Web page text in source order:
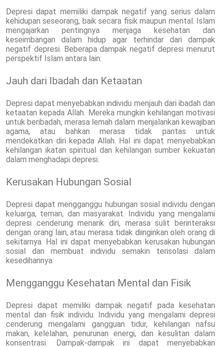
Depresi dapat memiliki dampak negatif yang serius dalam
kehidupan seseorang, baik secara fisik maupun mental. Islam
mengajarkan pentingnya menjaga kesehatan dan
keseimbangan dalam hidup agar terhindar dari dampak
negatif depresi. Beberapa dampak negatif depresi menurut
perspektif Islam antara lain:
Jauh dari Ibadah dan Ketaatan
Depresi dapat menyebabkan individu menjauh dari ibadah dan
ketaatan kepada Allah. Mereka mungkin kehilangan motivasi
untuk beribadah, merasa lemah dalam menjalankan kewajiban
agama, atau bahkan merasa tidak pantas untuk
mendekatkan diri kepada Allah. Hal ini dapat menyebabkan
kehilangan ikatan spiritual dan kehilangan sumber kekuatan
dalam menghadapi depresi.
Kerusakan Hubungan Sosial
Depresi dapat mengganggu hubungan sosial individu dengan
keluarga, teman, dan masyarakat. Individu yang mengalami
depresi cenderung menarik diri, merasa sulit berinteraksi
dengan orang lain, atau merasa tidak diinginkan oleh orang di
sekitarnya. Hal ini dapat menyebabkan kerusakan hubungan
sosial dan membuat individu semakin terisolasi dalam
kesedihannya.
Mengganggu Kesehatan Mental dan Fisik
Depresi dapat memiliki dampak negatif pada kesehatan
mental dan fisik individu. Individu yang mengalami depresi
cenderung mengalami gangguan tidur, kehilangan nafsu
makan, kelelahan, penurunan energi, dan kesulitan dalam
konsentrasi. Dampak-dampak ini dapat menyebabkan